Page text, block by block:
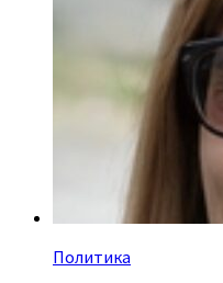
Политика